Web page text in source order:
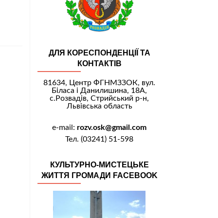
ДЛЯ КОРЕСПОНДЕНЦІЇ ТА
КОНТАКТІВ
81634, Центр ФГНМЗЗОК, вул.
Біласа і Данилишина, 18А,
с.Розвадів, Стрийський р-н,
Львівська область
e-mail: rozv.osk@gmail.com
Тел. (03241) 51-598
КУЛЬТУРНО-МИСТЕЦЬКЕ
ЖИТТЯ ГРОМАДИ FACEBOOK